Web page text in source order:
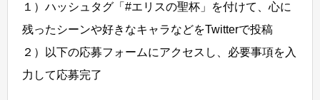
１）ハッシュタグ「#エリスの聖杯」を付けて、心に
残ったシーンや好きなキャラなどをTwitterで投稿
２）以下の応募フォームにアクセスし、必要事項を入
力して応募完了